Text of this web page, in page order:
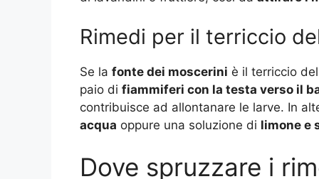
Rimedi per il terriccio
Se la fonte dei moscerini è il terriccio
paio di fiammiferi con la testa verso il
contribuisce ad allontanare le larve. In
acqua oppure una soluzione di limone e
Dove spruzzare i